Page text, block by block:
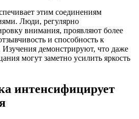
этим соединениям
Люди, регулярно
внимания, проявляют более
и способность к
демонстрируют, что даже
могут заметно усилить яркость
интенсифицирует